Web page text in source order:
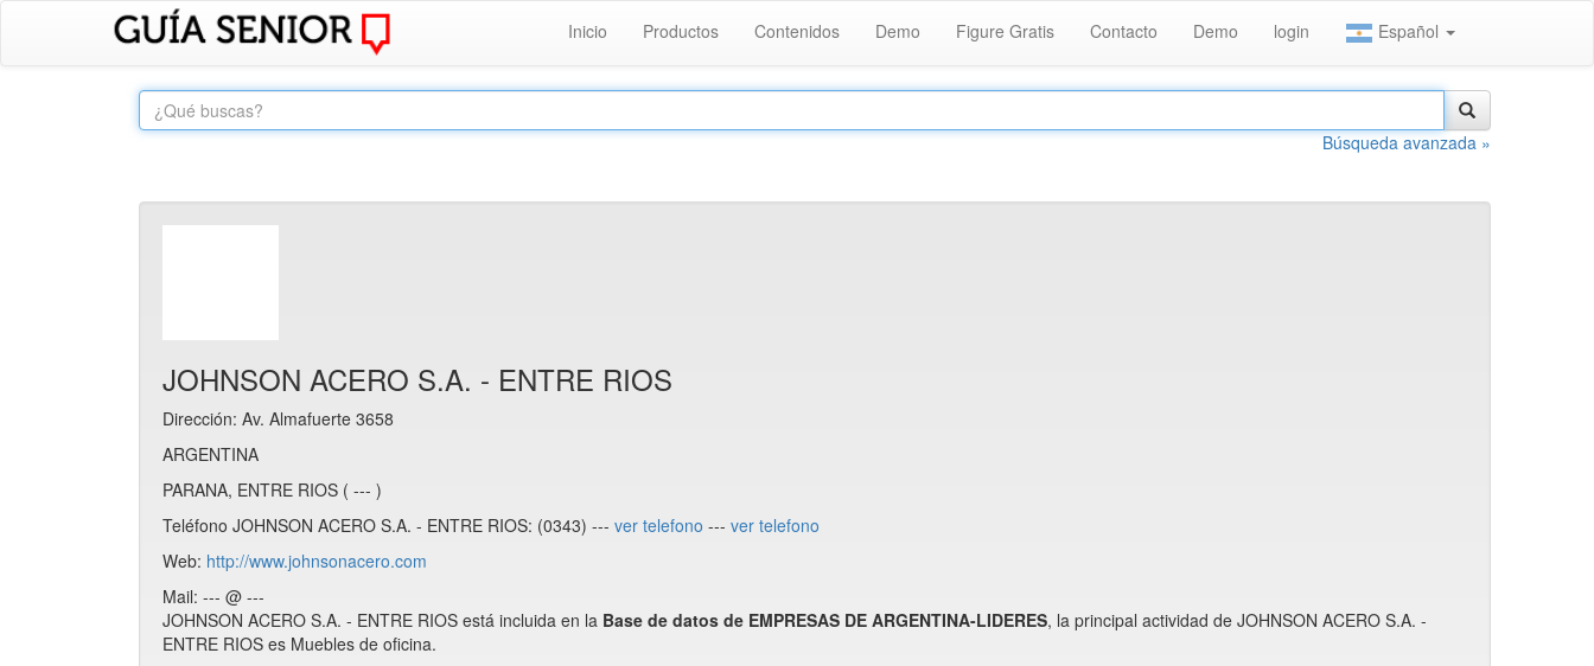
Inicio Productos Contenidos Demo Figure Gratis Contacto Demo login Español
Búsqueda avanzada »
JOHNSON ACERO S.A. - ENTRE RIOS
Dirección: Av. Almafuerte 3658
ARGENTINA
PARANA, ENTRE RIOS ( --- )
Teléfono JOHNSON ACERO S.A. - ENTRE RIOS: (0343) --- ver telefono --- ver telefono
Web: http://www.johnsonacero.com
Mail: --- @ ---
JOHNSON ACERO S.A. - ENTRE RIOS está incluida en la Base de datos de EMPRESAS DE ARGENTINA-LIDERES, la principal actividad de JOHNSON ACERO S.A. -
ENTRE RIOS es Muebles de oficina.